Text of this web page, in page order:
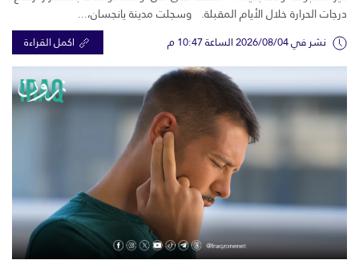
درجات الحرارة خلال الأيام المقبلة. وسجلت مدينة يانجسان،...
نشر في 2026/08/04 الساعة 10:47 م اكمل القراءة